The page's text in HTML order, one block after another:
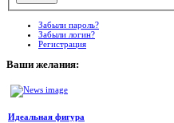
Забыли пароль?
Забыли логин?
Регистрация
Ваши желания:
Идеальная фигура